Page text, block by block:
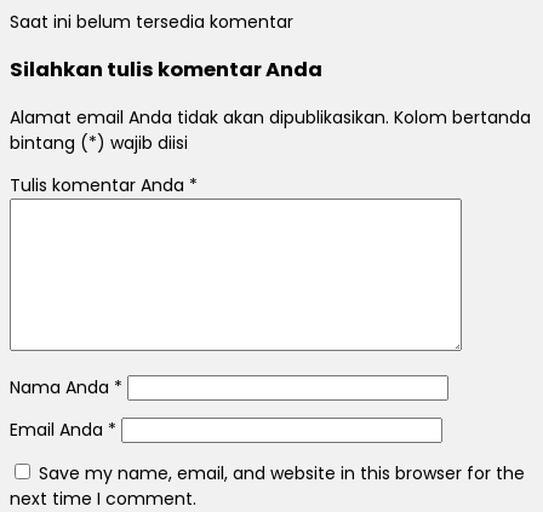
Saat ini belum tersedia komentar
Silahkan tulis komentar Anda
Alamat email Anda tidak akan dipublikasikan. Kolom bertanda
bintang (*) wajib diisi
Tulis komentar Anda *
Nama Anda *
Email Anda *
Save my name, email, and website in this browser for the
next time I comment.